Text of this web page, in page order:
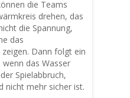
die Teams
drehen, das
die Spannung,
das
Dann folgt ein
wenn das Wasser
Spielabbruch,
nicht mehr sicher ist.